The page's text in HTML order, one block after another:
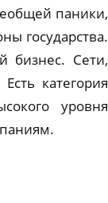
паники,
государства.
бизнес. Сети,
категория
уровня